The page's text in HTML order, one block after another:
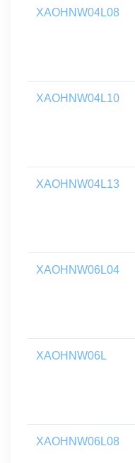
XAOHNW04L08
XAOHNW04L10
XAOHNW04L13
XAOHNW06L04
XAOHNW06L
XAOHNW06L08